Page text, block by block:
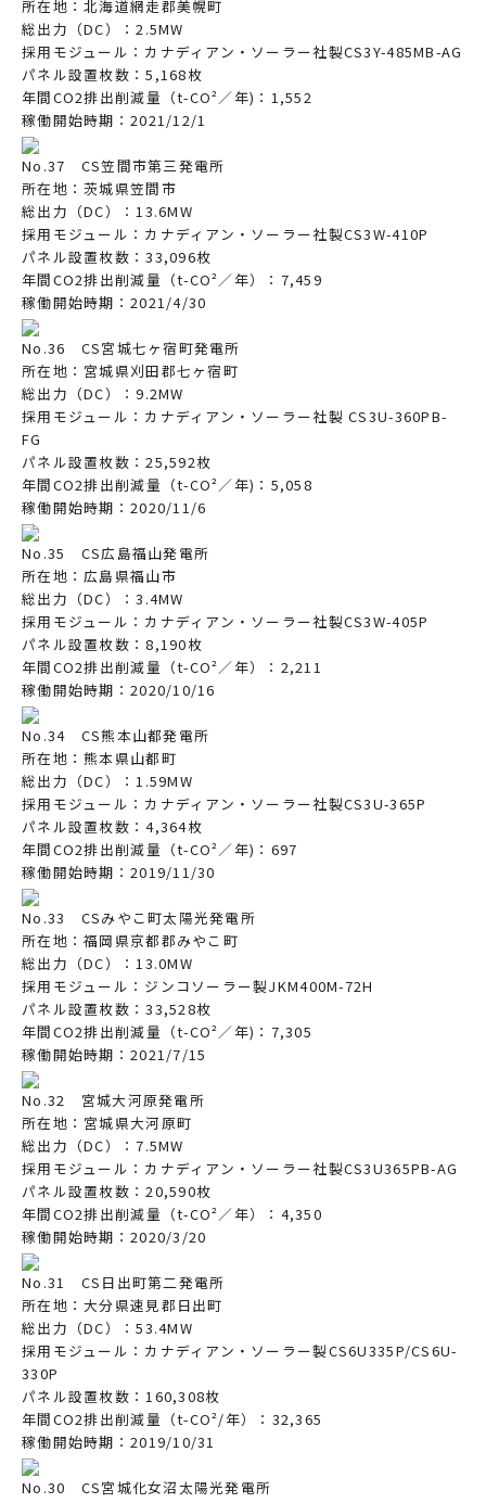
所在地：北海道網走郡美幌町
総出力（DC）：2.5MW
採用モジュール：カナディアン・ソーラー社製CS3Y-485MB-AG
パネル設置枚数：5,168枚
年間CO2排出削減量（t-CO²／年)：1,552
稼働開始時期：2021/12/1
No.37 CS笠間市第三発電所
所在地：茨城県笠間市
総出力（DC）：13.6MW
採用モジュール：カナディアン・ソーラー社製CS3W-410P
パネル設置枚数：33,096枚
年間CO2排出削減量（t-CO²／年）：7,459
稼働開始時期：2021/4/30
No.36 CS宮城七ヶ宿町発電所
所在地：宮城県刈田郡七ヶ宿町
総出力（DC）：9.2MW
採用モジュール：カナディアン・ソーラー社製 CS3U-360PB-
FG
パネル設置枚数：25,592枚
年間CO2排出削減量（t-CO²／年)：5,058
稼働開始時期：2020/11/6
No.35 CS広島福山発電所
所在地：広島県福山市
総出力（DC）：3.4MW
採用モジュール：カナディアン・ソーラー社製CS3W-405P
パネル設置枚数：8,190枚
年間CO2排出削減量（t-CO²／年）：2,211
稼働開始時期：2020/10/16
No.34 CS熊本山都発電所
所在地：熊本県山都町
総出力（DC）：1.59MW
採用モジュール：カナディアン・ソーラー社製CS3U-365P
パネル設置枚数：4,364枚
年間CO2排出削減量（t-CO²／年)：697
稼働開始時期：2019/11/30
No.33 CSみやこ町太陽光発電所
所在地：福岡県京都郡みやこ町
総出力（DC）：13.0MW
採用モジュール：ジンコソーラー製JKM400M-72H
パネル設置枚数：33,528枚
年間CO2排出削減量（t-CO²／年)：7,305
稼働開始時期：2021/7/15
No.32 宮城大河原発電所
所在地：宮城県大河原町
総出力（DC）：7.5MW
採用モジュール：カナディアン・ソーラー社製CS3U365PB-AG
パネル設置枚数：20,590枚
年間CO2排出削減量（t-CO²／年）：4,350
稼働開始時期：2020/3/20
No.31 CS日出町第二発電所
所在地：大分県速見郡日出町
総出力（DC）：53.4MW
採用モジュール：カナディアン・ソーラー製CS6U335P/CS6U-
330P
パネル設置枚数：160,308枚
年間CO2排出削減量（t-CO²/年）：32,365
稼働開始時期：2019/10/31
No.30 CS宮城化女沼太陽光発電所